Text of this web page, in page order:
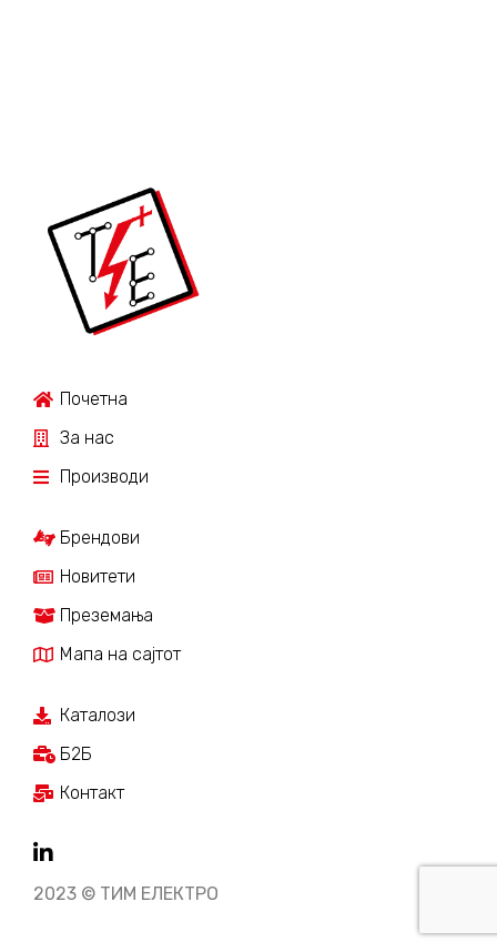
Почетна
За нас
Производи
Брендови
Новитети
Преземања
Мапа на сајтот
Каталози
Б2Б
Контакт
2023 © ТИМ ЕЛЕКТРО